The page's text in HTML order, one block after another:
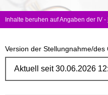
Inhalte beruhen auf Angaben der IV -
Version der Stellungnahme/des